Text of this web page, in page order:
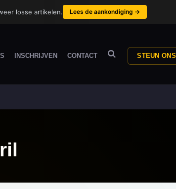
INSCHRIJVEN CONTACT STEUN ONS
losse artikelen. Lees de aankondiging →